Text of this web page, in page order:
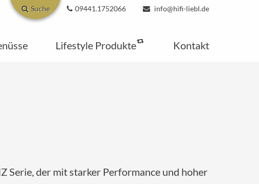
Suche 09441.1752066 info@hifi-liebl.de
Lifestyle Produkte Kontakt
Serie, der mit starker Performance und hoher